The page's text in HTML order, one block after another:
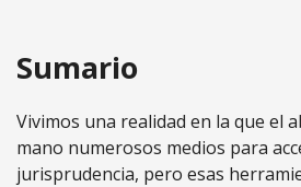
Sumario
Vivimos una realidad en la que el
mano numerosos medios para
jurisprudencia, pero esas